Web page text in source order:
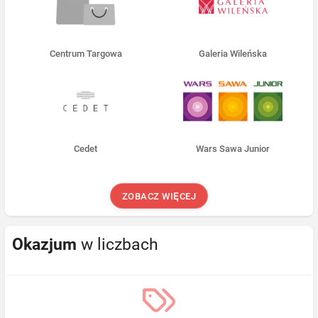
Centrum Targowa Galeria Wileńska
Cedet Wars Sawa Junior
ZOBACZ WIĘCEJ
Okazjum w liczbach